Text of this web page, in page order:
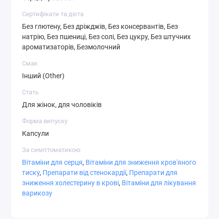
негативних реакцій. Зберігати в недоступному для
дітей місці. Зберігати при кімнатній температурі. Не
застосовувати препарат, якщо зовнішня захисна
склад
Розмір порції:
Megasorb
Коензим Q10
(KanekaQ10) (як убіхінон)
** Добова доза не визначена.
Сертифікати та дієта
Без глютену, Без дріжджів, Без консервантів, Без
натрію, Без пшениці, Без солі, Без цукру, Без штучних
ароматизаторів, Безмолочний
Смак
Інший (Other)
Стать
Для жінок, для чоловіків
Форма випуску
Капсули
За симптоматикою
Вітаміни для серця, Вітаміни для зниження кров'яного
тиску, Препарати від стенокардії, Препарати для
зниження холестерину в крові, Вітаміни для лікування
варикозу